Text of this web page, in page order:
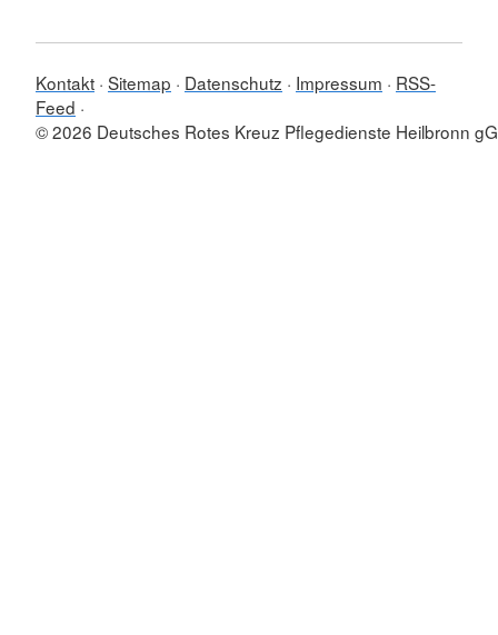
Kontakt Sitemap Datenschutz Impressum
RSS-
Feed
© 2026 Deutsches Rotes Kreuz Pflegedienste Heilbronn